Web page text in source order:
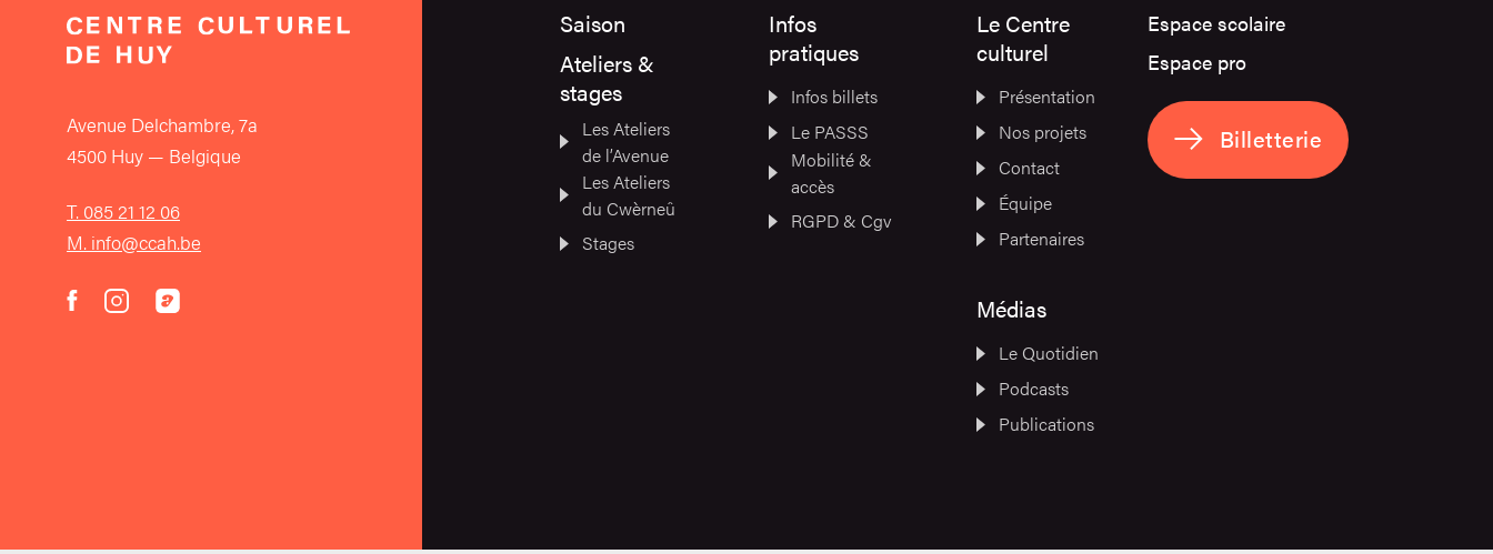
Avenue Delchambre, 7a
4500 Huy — Belgique
T. 085 21 12 06
M. info@ccah.be
facebook
instagram
acast
Saison
Ateliers &
stages
Les Ateliers
de l’Avenue
Les Ateliers
du Cwèrneû
Stages
Infos
pratiques
Infos billets
Le PASSS
Mobilité &
accès
RGPD & Cgv
Le Centre
culturel
Présentation
Nos projets
Contact
Équipe
Partenaires
Médias
Le Quotidien
Podcasts
Publications
Espace scolaire
Espace pro
Billetterie